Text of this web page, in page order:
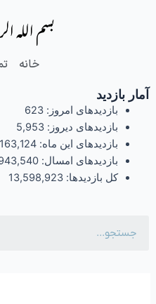
بسم الله
خانه
آمار بازدید
بازدیدهای امروز: 623
بازدیدهای دیروز: 5,953
بازدیدهای این ماه: 163,124
بازدیدهای امسال:
کل بازدیدها: 13,598,923